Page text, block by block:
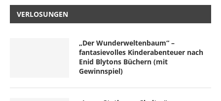
VERLOSUNGEN
„Der Wunderweltenbaum“ –
fantasievolles Kinderabenteuer nach
Enid Blytons Büchern (mit
Gewinnspiel)